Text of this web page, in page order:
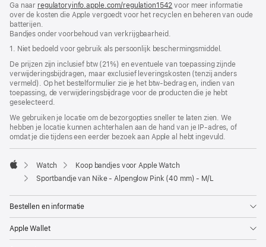
nieuw
venster
Ga naar regulatoryinfo.apple.com/regulation1542 (wordt
in
geopend)
voor meer informatie
over de kosten die Apple vergoedt voor het recyclen en beheren van oude
batterijen.
Bandjes onder voorbehoud van verkrijgbaarheid.
1. Niet bedoeld voor gebruik als persoonlijk beschermings­middel.
De prijzen zijn inclusief btw (21%) en eventuele van toepassing zijnde
verwijderingsbijdragen, maar exclusief leveringskosten (tenzij anders
vermeld). Op het bestelformulier zie je het btw-bedrag en, indien van
toepassing, de verwijderingsbijdrage voor de producten die je hebt
geselecteerd.
We gebruiken je locatie om de bezorgopties sneller te laten zien. We
hebben je locatie kunnen achterhalen aan de hand van je IP-adres, of
omdat je die tijdens een eerder bezoek aan Apple al hebt ingevuld.
Apple
Watch
Koop bandjes voor Apple Watch
Sportbandje van Nike - Alpenglow Pink (40 mm) - M/L
Bestellen en informatie
Apple Wallet